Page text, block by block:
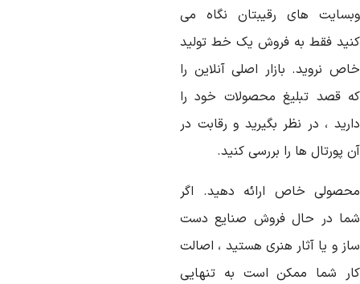
های رقیبتان نگاه می
فقط به فروش یک خط تولید
نروید. بازار اصلی آنلاین را
قصد تبلیغ محصولات خود را
، در نظر بگیرید و رقابت در
پورتال ها را بررسی کنید.
خاص ارائه دهید. اگر
در حال فروش صنایع دست
و یا آثار هنری هستید ، اصالت
شما ممکن است به تنهایی